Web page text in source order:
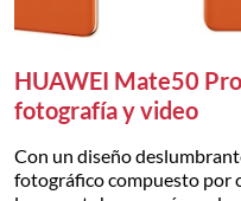
HUAWEI Mate50
fotografía y video
Con un diseño
fotográfico compuesto por